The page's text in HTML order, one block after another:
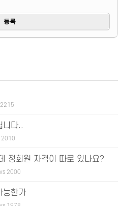
2215
니다..
2010
정회원 자격이 따로 있나요?
2000
능한가